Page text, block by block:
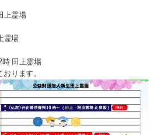
上霊場
霊場
田上霊場
ります。